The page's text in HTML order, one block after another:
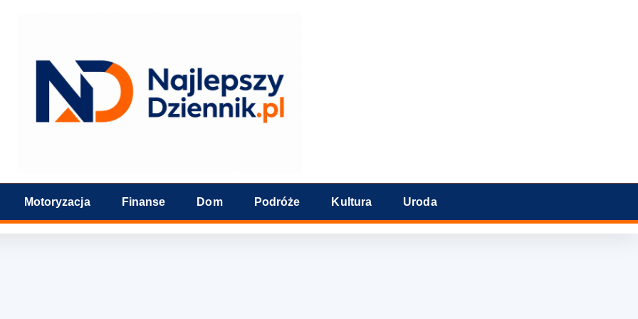
Motoryzacja Finanse Dom Podróże Kultura Uroda